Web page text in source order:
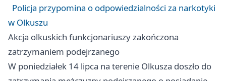
Policja przypomina o odpowiedzialności za narkotyki
w Olkuszu
Akcja olkuskich funkcjonariuszy zakończona
zatrzymaniem podejrzanego
W poniedziałek 14 lipca na terenie Olkusza doszło do